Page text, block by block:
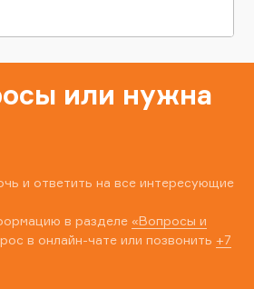
или нужна
и ответить на все интересующие
в разделе «Вопросы и
в онлайн-чате или позвонить +7